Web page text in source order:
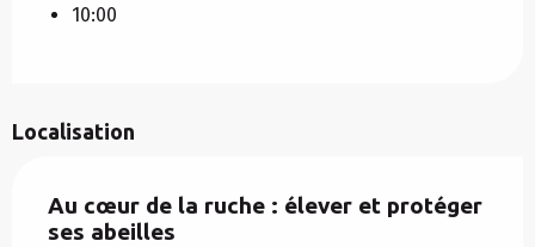
10:00
Localisation
Au cœur de la ruche : élever et protéger
ses abeilles